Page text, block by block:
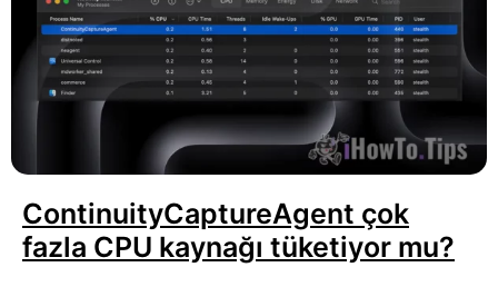
ContinuityCaptureAgent çok
fazla CPU kaynağı tüketiyor mu?